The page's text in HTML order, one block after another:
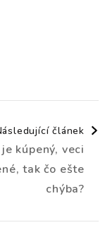
článek
kúpený, veci
tak čo ešte
chýba?